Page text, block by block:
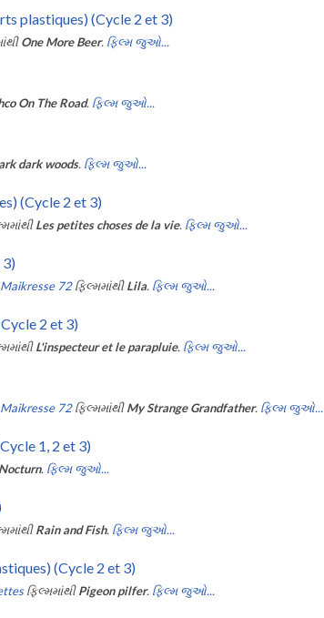
plastiques) (Cycle 2 et 3)
One More Beer. ફિલ્મ જુઓ...
On The Road. ફિલ્મ જુઓ...
dark woods. ફિલ્મ જુઓ...
(Cycle 2 et 3)
Les petites choses de la vie. ફિલ્મ જુઓ...
72 ફિલ્મમાંથી Lila. ફિલ્મ જુઓ...
2 et 3)
L'inspecteur et le parapluie. ફિલ્મ જુઓ...
72 ફિલ્મમાંથી My Strange Grandfather. ફિલ્મ જુઓ...
1, 2 et 3)
Nocturn. ફિલ્મ જુઓ...
Rain and Fish. ફિલ્મ જુઓ...
(Cycle 2 et 3)
ફિલ્મમાંથી Pigeon pilfer. ફિલ્મ જુઓ...